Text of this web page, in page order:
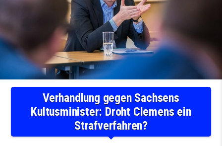
Verhandlung gegen Sachsens
Kultusminister: Droht Clemens ein
Strafverfahren?